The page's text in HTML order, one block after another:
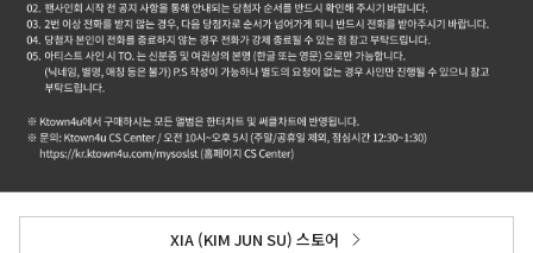
XIA (KIM JUN SU) 스토어